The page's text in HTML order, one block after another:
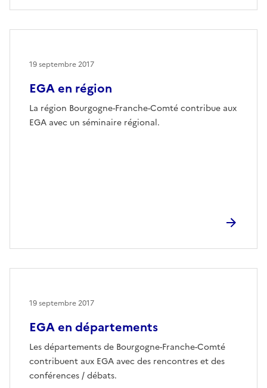
EGA en région
La région Bourgogne-Franche-Comté contribue aux
EGA avec un séminaire régional.
19 septembre 2017
EGA en départements
Les départements de Bourgogne-Franche-Comté
contribuent aux EGA avec des rencontres et des
conférences / débats.
19 septembre 2017